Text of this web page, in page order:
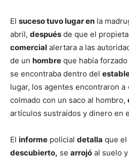
El suceso tuvo lugar en la
abril, después de que el
comercial alertara a las
de un hombre que había
se encontraba dentro del
lugar, los agentes encontraron a
colmado con un saco al hombro,
artículos sustraídos y dinero en
El informe policial detalla que el
descubierto, se arrojó al suelo y